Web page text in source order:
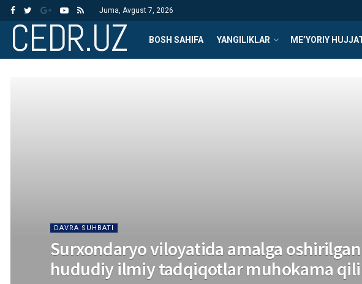
Juma, Avgust 7, 2026
CEDR.UZ BOSH SAHIFA YANGILIKLAR ME’YORIY
DAVRA SUHBATI
Surxondaryo viloyatida amalga oshirilgan
hududiy ilmiy tadqiqotlar muhokama